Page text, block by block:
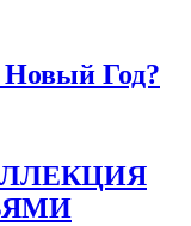
Новый Год?